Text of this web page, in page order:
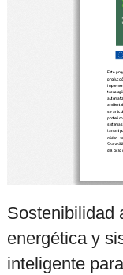
Sostenibilidad
energética y
inteligente